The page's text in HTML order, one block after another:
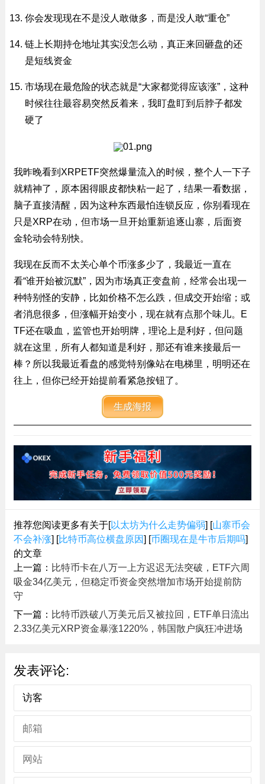
你会发现现在不是没人敢做多，而是没人敢“重仓”
链上长期持仓地址其实没怎么动，真正来回砸盘的还
是短线资金
市场现在最危险的状态就是“大家都觉得应该涨”，这种
时候往往最容易突然反着来，我盯盘盯到后脖子都发
硬了
我昨晚看到XRPETF突然爆量流入的时候，整个人一下子
就精神了，原本困得眼皮都快粘一起了，结果一看数据，
脑子直接清醒，因为这种东西最怕连锁反应，你别看现在
只是XRP在动，但市场一旦开始重新追逐山寨，后面资
金轮动会特别快。
我现在反而不太关心单个币涨多少了，我最近一直在
看“谁开始被沉默”，因为市场真正变盘前，经常会出现一
种特别怪的安静，比如价格不怎么跌，但成交开始缩；或
者消息很多，但涨幅开始变小，现在就有点那个味儿。E
TF还在吸血，监管也开始明牌，理论上是利好，但问题
就在这里，所有人都知道是利好，那还有谁来接最后一
棒？所以我最近看盘的感觉特别像站在电梯里，明明还在
往上，但你已经开始提前看紧急按钮了。
生成海报
推荐您阅读更多有关于[以太坊为什么走势偏弱] [山寨币会
不会补涨] [比特币高位横盘原因] [币圈现在是牛市后期吗]
的文章
上一篇： 比特币卡在八万一上方迟迟无法突破，ETF六周
吸金34亿美元，但稳定币资金突然增加市场开始提前防
守
下一篇： 比特币跌破八万美元后又被拉回，ETF单日流出
2.33亿美元XRP资金暴涨1220%，韩国散户疯狂冲进场
发表评论: